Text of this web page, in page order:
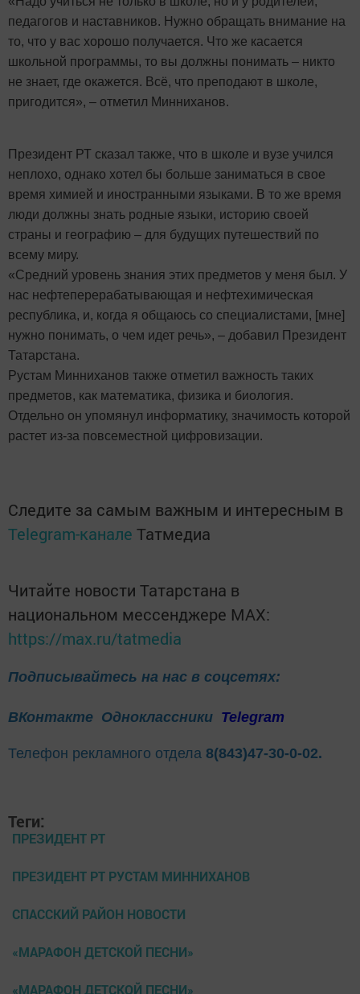
педагогов и наставников. Нужно обращать внимание на
то, что у вас хорошо получается. Что же касается
школьной программы, то вы должны понимать – никто
не знает, где окажется. Всё, что преподают в школе,
пригодится», – отметил Минниханов.
Президент РТ сказал также, что в школе и вузе учился
неплохо, однако хотел бы больше заниматься в свое
время химией и иностранными языками. В то же время
люди должны знать родные языки, историю своей
страны и географию – для будущих путешествий по
всему миру.
«Средний уровень знания этих предметов у меня был. У
нас нефтеперерабатывающая и нефтехимическая
республика, и, когда я общаюсь со специалистами, [мне]
нужно понимать, о чем идет речь», – добавил Президент
Татарстана.
Рустам Минниханов также отметил важность таких
предметов, как математика, физика и биология.
Отдельно он упомянул информатику, значимость которой
растет из-за повсеместной цифровизации.
Следите за самым важным и интересным в
Telegram-канале Татмедиа
Читайте новости Татарстана в
национальном мессенджере MАХ:
https://max.ru/tatmedia
Подписывайтесь на нас в соцсетях:
ВКонтакте Одноклассники Telegram
Телефон рекламного отдела 8(843)47-30-0-02.
Теги:
ПРЕЗИДЕНТ РТ
ПРЕЗИДЕНТ РТ РУСТАМ МИННИХАНОВ
СПАССКИЙ РАЙОН НОВОСТИ
«МАРАФОН ДЕТСКОЙ ПЕСНИ»
«МАРАФОН ДЕТСКОЙ ПЕСНИ»